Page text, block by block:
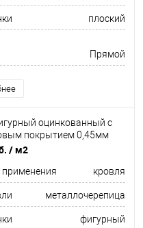
плоский
Прямой
оцинкованный c
покрытием 0,45мм
/ м2
применения кровля
металлочерепица
фигурный